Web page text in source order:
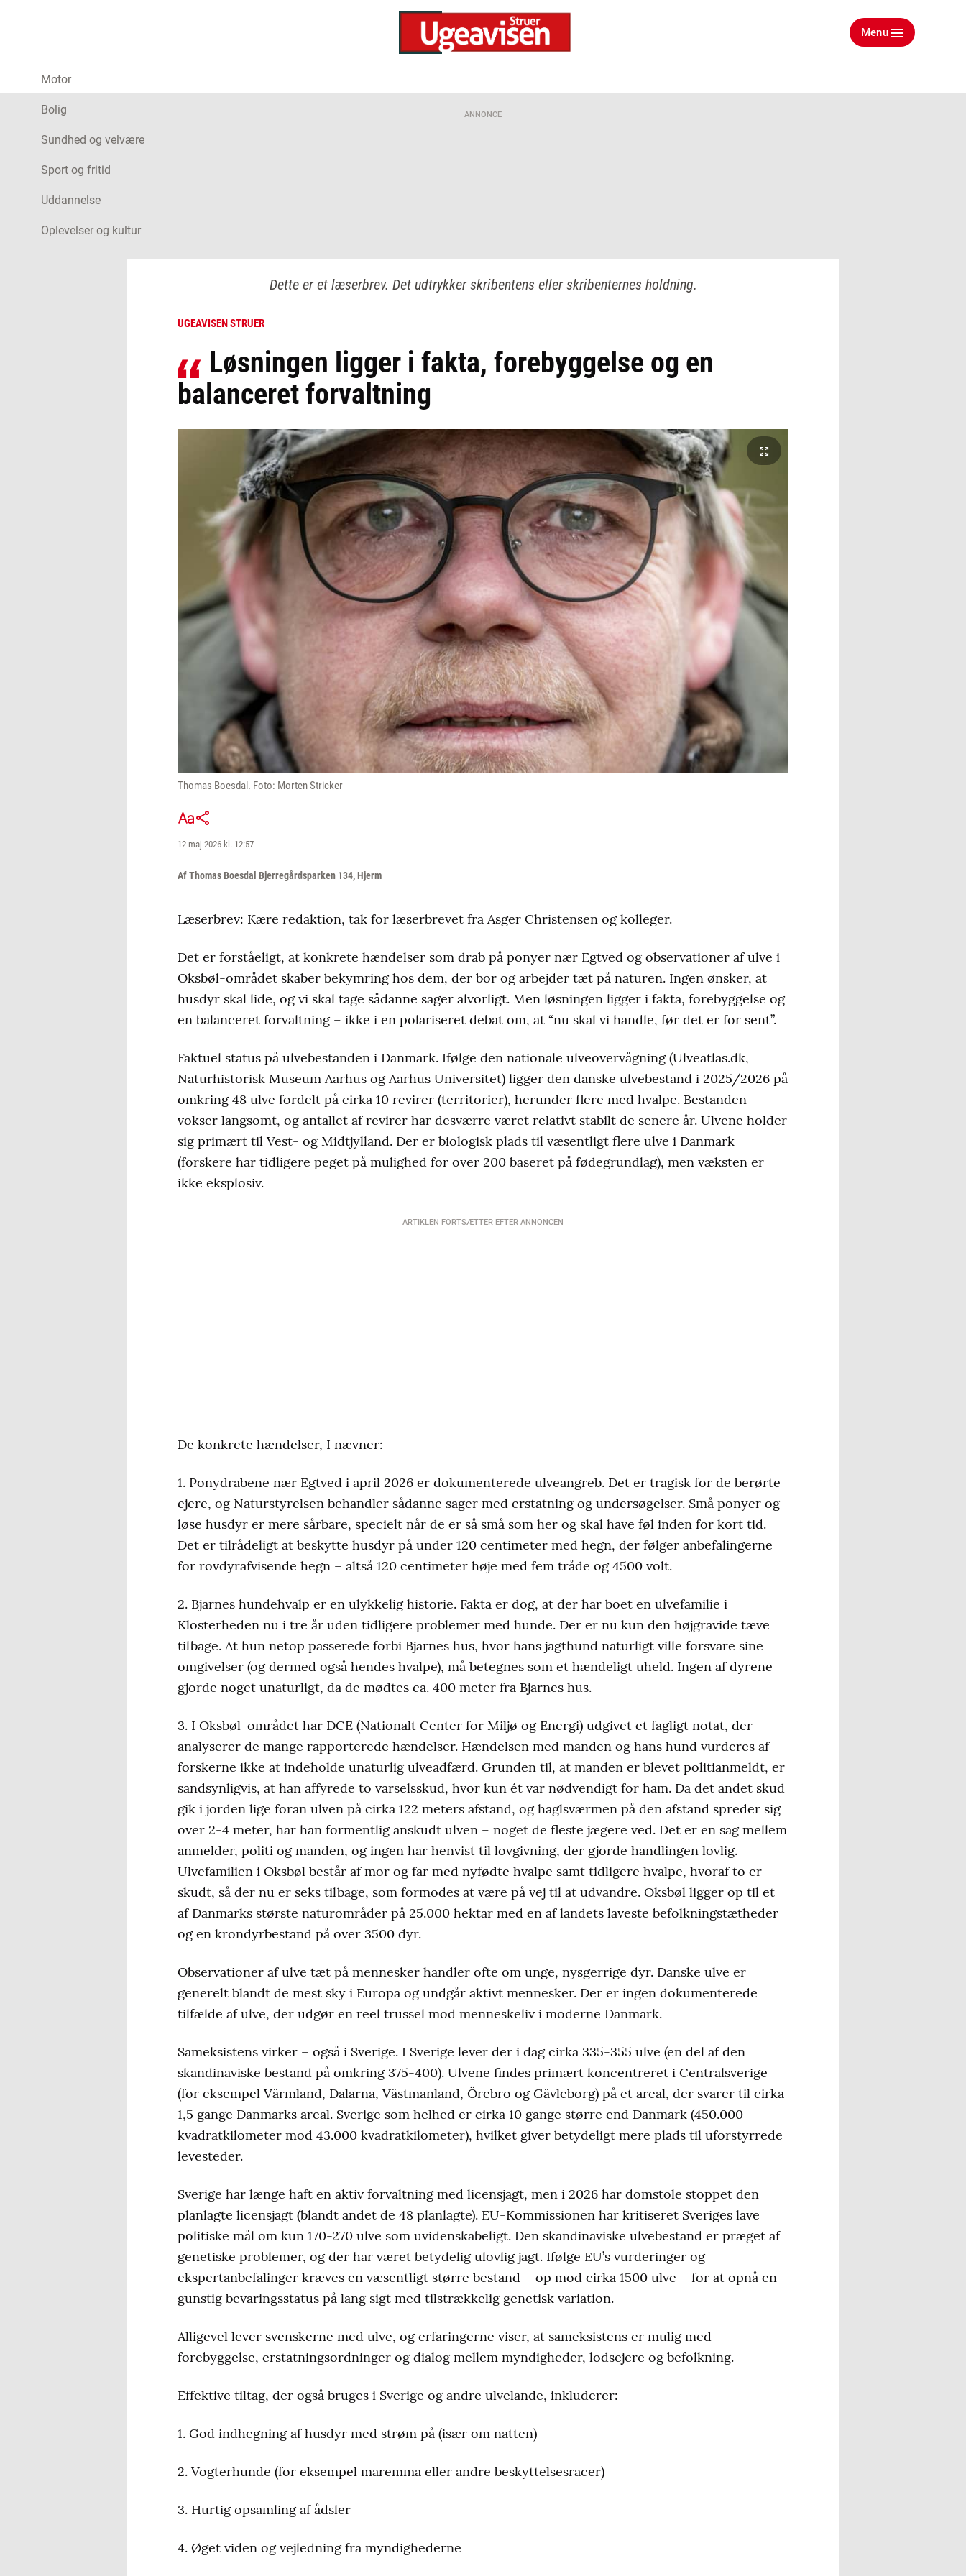
Menu
Motor
Bolig
Sundhed og velvære
Sport og fritid
Uddannelse
Oplevelser og kultur
ANNONCE
Dette er et læserbrev. Det udtrykker skribentens eller skribenternes holdning.
UGEAVISEN STRUER
Løsningen ligger i fakta, forebyggelse og en
balanceret forvaltning
Thomas Boesdal. Foto: Morten Stricker
12 maj 2026 kl. 12:57
Af Thomas Boesdal Bjerregårdsparken 134, Hjerm
Læserbrev: Kære redaktion, tak for læserbrevet fra Asger Christensen og kolleger.
Det er forståeligt, at konkrete hændelser som drab på ponyer nær Egtved og observationer af ulve i
Oksbøl-området skaber bekymring hos dem, der bor og arbejder tæt på naturen. Ingen ønsker, at
husdyr skal lide, og vi skal tage sådanne sager alvorligt. Men løsningen ligger i fakta, forebyggelse og
en balanceret forvaltning – ikke i en polariseret debat om, at “nu skal vi handle, før det er for sent”.
Faktuel status på ulvebestanden i Danmark. Ifølge den nationale ulveovervågning (Ulveatlas.dk,
Naturhistorisk Museum Aarhus og Aarhus Universitet) ligger den danske ulvebestand i 2025/2026 på
omkring 48 ulve fordelt på cirka 10 revirer (territorier), herunder flere med hvalpe. Bestanden
vokser langsomt, og antallet af revirer har desværre været relativt stabilt de senere år. Ulvene holder
sig primært til Vest- og Midtjylland. Der er biologisk plads til væsentligt flere ulve i Danmark
(forskere har tidligere peget på mulighed for over 200 baseret på fødegrundlag), men væksten er
ikke eksplosiv.
ARTIKLEN FORTSÆTTER EFTER ANNONCEN
De konkrete hændelser, I nævner:
1. Ponydrabene nær Egtved i april 2026 er dokumenterede ulveangreb. Det er tragisk for de berørte
ejere, og Naturstyrelsen behandler sådanne sager med erstatning og undersøgelser. Små ponyer og
løse husdyr er mere sårbare, specielt når de er så små som her og skal have føl inden for kort tid.
Det er tilrådeligt at beskytte husdyr på under 120 centimeter med hegn, der følger anbefalingerne
for rovdyrafvisende hegn – altså 120 centimeter høje med fem tråde og 4500 volt.
2. Bjarnes hundehvalp er en ulykkelig historie. Fakta er dog, at der har boet en ulvefamilie i
Klosterheden nu i tre år uden tidligere problemer med hunde. Der er nu kun den højgravide tæve
tilbage. At hun netop passerede forbi Bjarnes hus, hvor hans jagthund naturligt ville forsvare sine
omgivelser (og dermed også hendes hvalpe), må betegnes som et hændeligt uheld. Ingen af dyrene
gjorde noget unaturligt, da de mødtes ca. 400 meter fra Bjarnes hus.
3. I Oksbøl-området har DCE (Nationalt Center for Miljø og Energi) udgivet et fagligt notat, der
analyserer de mange rapporterede hændelser. Hændelsen med manden og hans hund vurderes af
forskerne ikke at indeholde unaturlig ulveadfærd. Grunden til, at manden er blevet politianmeldt, er
sandsynligvis, at han affyrede to varselsskud, hvor kun ét var nødvendigt for ham. Da det andet skud
gik i jorden lige foran ulven på cirka 122 meters afstand, og haglsværmen på den afstand spreder sig
over 2-4 meter, har han formentlig anskudt ulven – noget de fleste jægere ved. Det er en sag mellem
anmelder, politi og manden, og ingen har henvist til lovgivning, der gjorde handlingen lovlig.
Ulvefamilien i Oksbøl består af mor og far med nyfødte hvalpe samt tidligere hvalpe, hvoraf to er
skudt, så der nu er seks tilbage, som formodes at være på vej til at udvandre. Oksbøl ligger op til et
af Danmarks største naturområder på 25.000 hektar med en af landets laveste befolkningstætheder
og en krondyrbestand på over 3500 dyr.
Observationer af ulve tæt på mennesker handler ofte om unge, nysgerrige dyr. Danske ulve er
generelt blandt de mest sky i Europa og undgår aktivt mennesker. Der er ingen dokumenterede
tilfælde af ulve, der udgør en reel trussel mod menneskeliv i moderne Danmark.
Sameksistens virker – også i Sverige. I Sverige lever der i dag cirka 335-355 ulve (en del af den
skandinaviske bestand på omkring 375-400). Ulvene findes primært koncentreret i Centralsverige
(for eksempel Värmland, Dalarna, Västmanland, Örebro og Gävleborg) på et areal, der svarer til cirka
1,5 gange Danmarks areal. Sverige som helhed er cirka 10 gange større end Danmark (450.000
kvadratkilometer mod 43.000 kvadratkilometer), hvilket giver betydeligt mere plads til uforstyrrede
levesteder.
Sverige har længe haft en aktiv forvaltning med licensjagt, men i 2026 har domstole stoppet den
planlagte licensjagt (blandt andet de 48 planlagte). EU-Kommissionen har kritiseret Sveriges lave
politiske mål om kun 170-270 ulve som uvidenskabeligt. Den skandinaviske ulvebestand er præget af
genetiske problemer, og der har været betydelig ulovlig jagt. Ifølge EU’s vurderinger og
ekspertanbefalinger kræves en væsentligt større bestand – op mod cirka 1500 ulve – for at opnå en
gunstig bevaringsstatus på lang sigt med tilstrækkelig genetisk variation.
Alligevel lever svenskerne med ulve, og erfaringerne viser, at sameksistens er mulig med
forebyggelse, erstatningsordninger og dialog mellem myndigheder, lodsejere og befolkning.
Effektive tiltag, der også bruges i Sverige og andre ulvelande, inkluderer:
1. God indhegning af husdyr med strøm på (især om natten)
2. Vogterhunde (for eksempel maremma eller andre beskyttelsesracer)
3. Hurtig opsamling af ådsler
4. Øget viden og vejledning fra myndighederne